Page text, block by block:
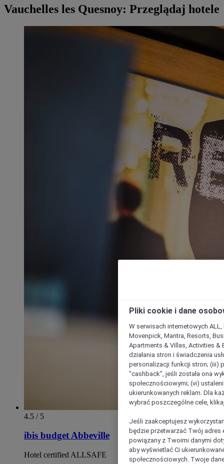
Vauchelles les Quesnoy: Przeglądaj hotele
4.5 / 5
ibis budget Abbeville
Hotel certified ALLSAFE
Pliki cookie i dane
W serwisach internetowych
Movenpick, Mantra, Resorts,
Apartments & Villas, Activities &
działania stron i świadczenia
personalizacji funkcji stron; (iii)
"cashback”, jeśli została ona
społecznościowymi; (vi)
ukierunkowanych reklam. Dla
wybrać poszczególne cele,
Jeśli zaakceptujesz
będzie przetwarzać Twój adres
powiązany z Twoimi danymi
aby wyświetlać Ci
społecznościowych. Twoje